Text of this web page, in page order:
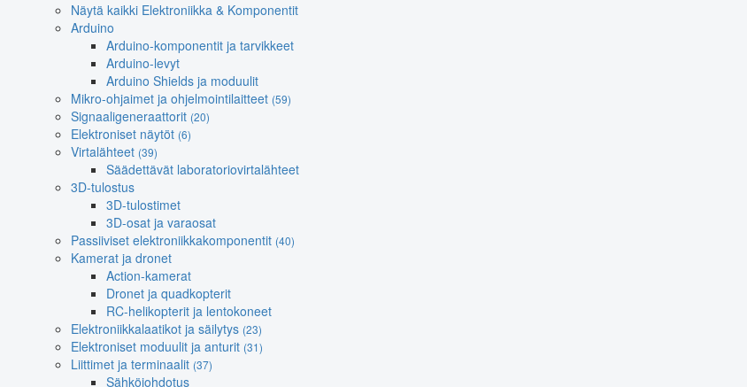
Näytä kaikki Elektroniikka & Komponentit
Arduino
Arduino-komponentit ja tarvikkeet
Arduino-levyt
Arduino Shields ja moduulit
Mikro-ohjaimet ja ohjelmointilaitteet (59)
Signaaligeneraattorit (20)
Elektroniset näytöt (6)
Virtalähteet (39)
Säädettävät laboratoriovirtalähteet
3D-tulostus
3D-tulostimet
3D-osat ja varaosat
Passiiviset elektroniikkakomponentit (40)
Kamerat ja dronet
Action-kamerat
Dronet ja quadkopterit
RC-helikopterit ja lentokoneet
Elektroniikkalaatikot ja säilytys (23)
Elektroniset moduulit ja anturit (31)
Liittimet ja terminaalit (37)
Sähköjohdotus